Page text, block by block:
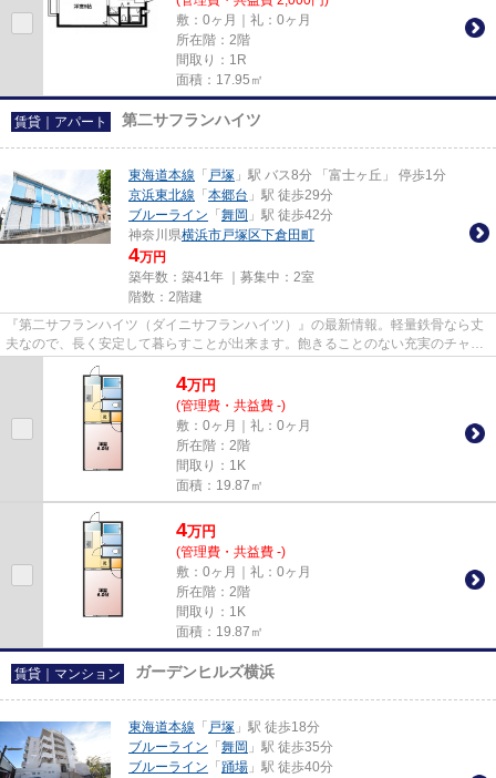
敷：0ヶ月｜礼：0ヶ月
所在階：2階
間取り：1R
面積：17.95㎡
賃貸｜アパート 第二サフランハイツ
東海道本線 「 戸塚 」駅 バス8分 「富士ヶ丘」 停歩1分
京浜東北線 「 本郷台 」駅 徒歩29分
ブルーライン 「 舞岡 」駅 徒歩42分
神奈川県横浜市戸塚区下倉田町
4万円
築年数：築41年 ｜募集中： 2室
階数：2階建
『第二サフランハイツ（ダイニサフランハイツ）』の最新情報。軽量鉄骨なら丈
夫なので、長く安定して暮らすことが出来ます。飽きることのない充実のチャン
ネル数が魅力のCATV対応物件...
4万円
(管理費・共益費 -)
敷：0ヶ月｜礼：0ヶ月
所在階：2階
間取り：1K
面積：19.87㎡
4万円
(管理費・共益費 -)
敷：0ヶ月｜礼：0ヶ月
所在階：2階
間取り：1K
面積：19.87㎡
賃貸｜マンション ガーデンヒルズ横浜
東海道本線 「 戸塚 」駅 徒歩18分
ブルーライン 「 舞岡 」駅 徒歩35分
ブルーライン 「 踊場 」駅 徒歩40分